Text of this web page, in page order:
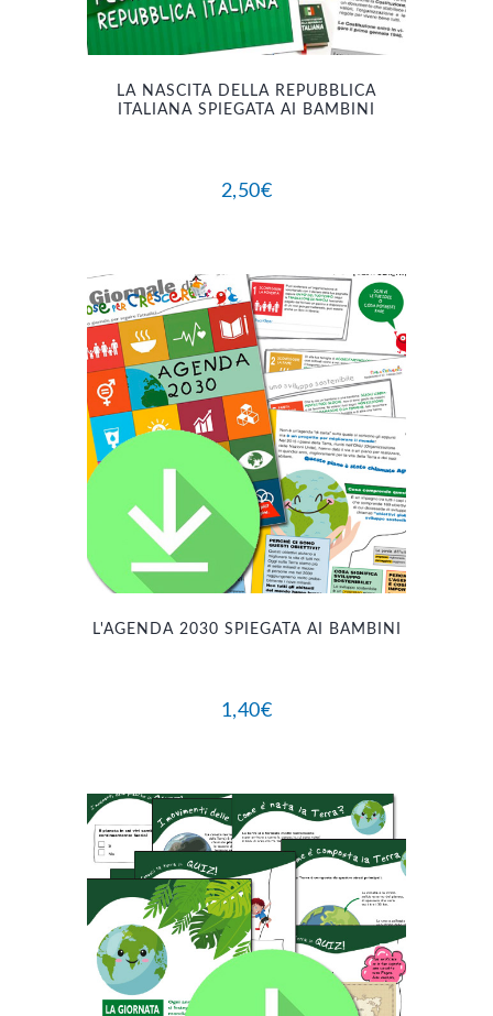
LA NASCITA DELLA REPUBBLICA
ITALIANA SPIEGATA AI BAMBINI
2,50€
L'AGENDA 2030 SPIEGATA AI BAMBINI
1,40€